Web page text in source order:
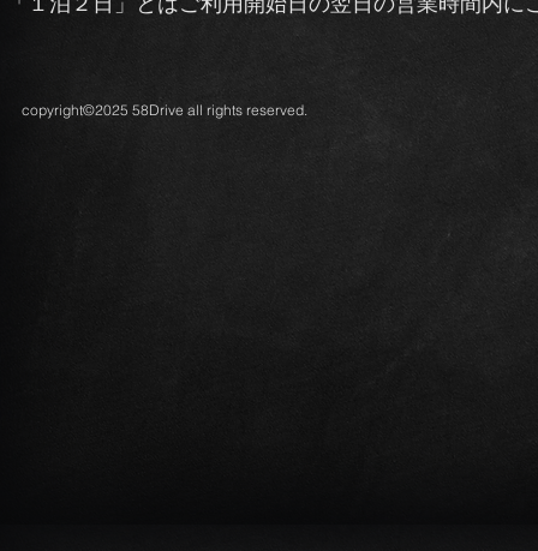
copyright©2025 58Drive all rights reserved.